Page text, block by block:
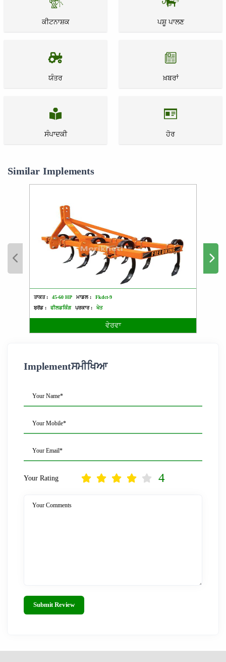
ਕੀਟਨਾਸ਼ਕ ਪਸ਼ੂ ਪਾਲਣ
ਯੰਤਰ ਖ਼ਬਰਾਂ
ਸੰਪਾਦਕੀ ਹੋਰ
Similar Implements
ਤਾਕਤ : 45-60 HP ਮਾਡਲ :
Fkdct-9
ਬ੍ਰੈਂਡ :
ਫੀਲਡਕਿੰਗ ਪ੍ਰਕਾਰ : ਖੇਤ
ਵੇਰਵਾ
Implementਸਮੀਖਿਆ
Your Name*
Your Mobile*
Your Email*
Your Rating 4
Your Comments
Submit Review